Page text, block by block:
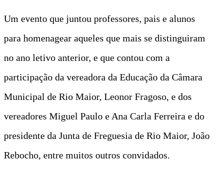
Um evento que juntou professores, pais e alunos
para homenagear aqueles que mais se distinguiram
no ano letivo anterior, e que contou com a
participação da vereadora da Educação da Câmara
Municipal de Rio Maior, Leonor Fragoso, e dos
vereadores Miguel Paulo e Ana Carla Ferreira e do
presidente da Junta de Freguesia de Rio Maior, João
Rebocho, entre muitos outros convidados.